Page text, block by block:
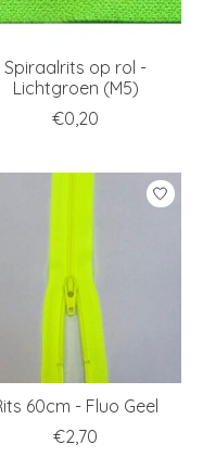
Spiraalrits op rol -
Lichtgroen (M5)
€0,20
60cm - Fluo Geel
€2,70